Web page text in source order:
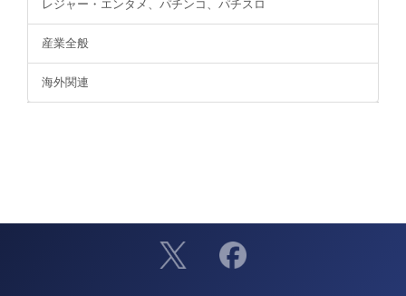
レジャー・エンタメ、パチンコ、パチスロ
産業全般
海外関連